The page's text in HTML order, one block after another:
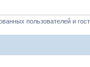
пользователей и